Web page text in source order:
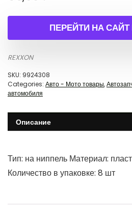
ПЕРЕЙТИ НА
REXXON
SKU: 9924308
Categories: Авто - Мото товары,
автомобиля
Описание
Тип: на ниппель Материал:
Количество в упаковке: 8 шт